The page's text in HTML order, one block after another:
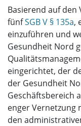
Basierend auf den
fünfSGB V § 135a,
einzuführen und
Gesundheit Nord
eingerichtet, der
der Gesundheit
Geschäftsbereich
enger Vernetzung
den